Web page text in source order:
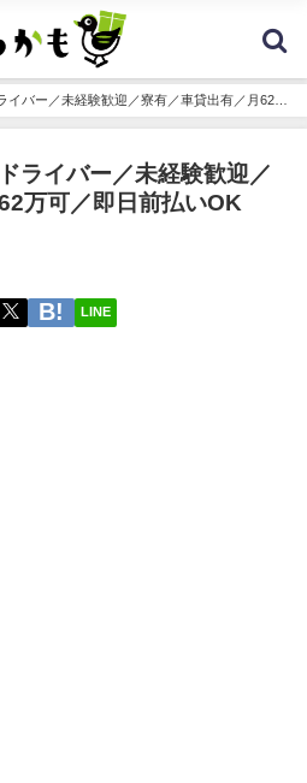
イバー／未経験歓迎／寮有／車貸出有／月62万
ライバー／未経験歓迎／
万可／即日前払いOK
LINE